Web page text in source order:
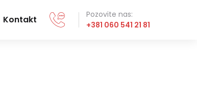
Kontakt
Pozovite nas:
+381 060 541 21 81